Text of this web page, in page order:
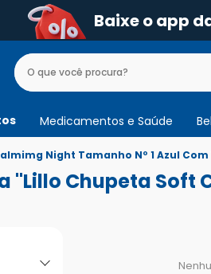
Baixe o app
Medicamentos e Saúde
Night Tamanho Nº 1 Azul Com
"Lillo Chupeta Soft